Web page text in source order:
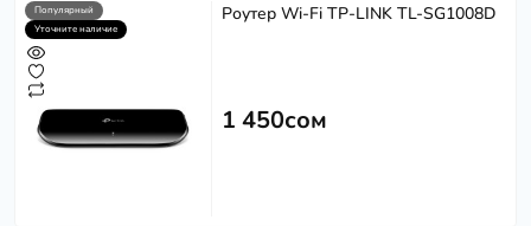
Популярный
Уточните наличие
Роутер Wi-Fi TP-LINK TL-SG1008D
1 450сом